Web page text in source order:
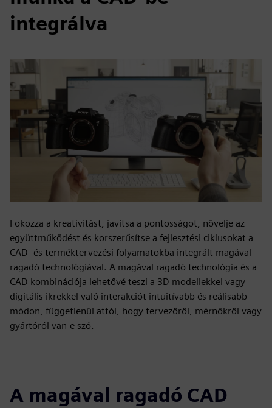
integrálva
Fokozza a kreativitást, javítsa a pontosságot, növelje az
együttműködést és korszerűsítse a fejlesztési ciklusokat a
CAD- és terméktervezési folyamatokba integrált magával
ragadó technológiával. A magával ragadó technológia és a
CAD kombinációja lehetővé teszi a 3D modellekkel vagy
digitális ikrekkel való interakciót intuitívabb és reálisabb
módon, függetlenül attól, hogy tervezőről, mérnökről vagy
gyártóról van-e szó.
A magával ragadó CAD